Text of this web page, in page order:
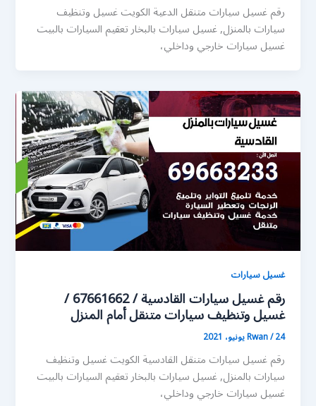
رقم غسيل سيارات متنقل الدعية الكويت غسيل وتنظيف
سيارات بالمنزل, غسيل سيارات بالبخار تعقيم السيارات بالبيت
غسيل سيارات خارجي وداخلي،
غسيل سيارات
رقم غسيل سيارات القادسية / 67661662 /
غسيل وتنظيف سيارات متنقل أمام المنزل
Rwan/24 يونيو، 2021
رقم غسيل سيارات متنقل القادسية الكويت غسيل وتنظيف
سيارات بالمنزل, غسيل سيارات بالبخار تعقيم السيارات بالبيت
غسيل سيارات خارجي وداخلي،